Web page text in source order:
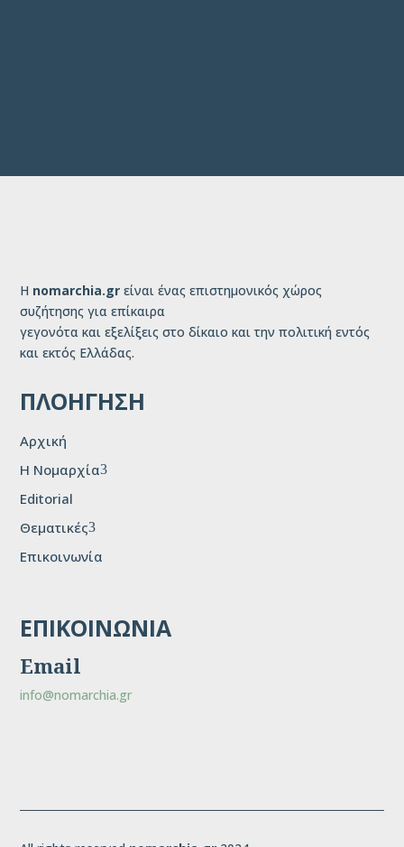
Η nomarchia.gr είναι ένας επιστημονικός χώρος
συζήτησης για επίκαιρα
γεγονότα και εξελίξεις στο δίκαιο και την πολιτική εντός
και εκτός Ελλάδας.
ΠΛΟΗΓΗΣΗ
Αρχική
H Νομαρχία3
Editorial
Θεματικές3
Επικοινωνία
ΕΠΙΚΟΙΝΩΝΙΑ
Email
info@nomarchia.gr